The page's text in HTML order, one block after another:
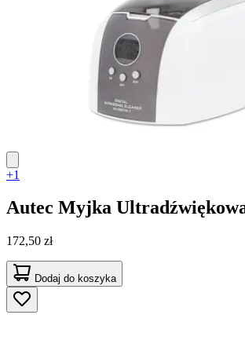
+1
Autec Myjka
172,50 zł
Dodaj do koszyka